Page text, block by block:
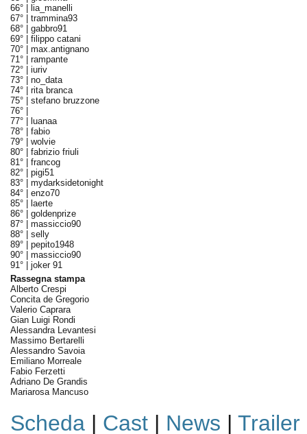
66° |
lia_manelli
67° | trammina93
68° | gabbro91
69° | filippo catani
70° | max.antignano
71° | rampante
72° | iuriv
73° | no_data
74° | rita branca
75° | stefano bruzzone
76° |
77° |
luanaa
78° | fabio
79° | wolvie
80° | fabrizio friuli
81° | francog
82° | pigi51
83° | mydarksidetonight
84° | enzo70
85° |
laerte
86° | goldenprize
87° | massiccio90
88° | selly
89° | pepito1948
90° | massiccio90
91° | joker 91
Rassegna stampa
Alberto Crespi
Concita de Gregorio
Valerio Caprara
Gian Luigi Rondi
Alessandra Levantesi
Massimo Bertarelli
Alessandro Savoia
Emiliano Morreale
Fabio Ferzetti
Adriano De Grandis
Mariarosa Mancuso
Scheda| Cast| News | Trailer